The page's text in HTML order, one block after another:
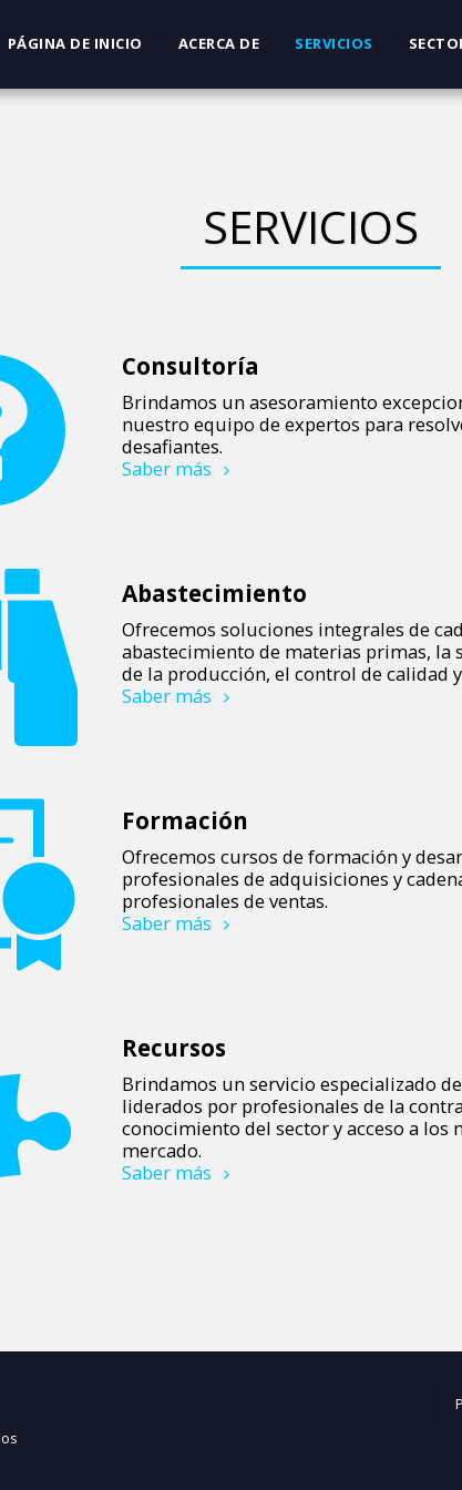
PÁGINA DE INICIO ACERCA DE SERVICIOS
SERVICIOS
Consultoría
Brindamos un asesoramiento
nuestro equipo de expertos para
desafiantes.
Saber más
Abastecimiento
Ofrecemos soluciones integrales de
abastecimiento de materias primas, la
de la producción, el control de calidad
Saber más
Formación
Ofrecemos cursos de formación y
profesionales de adquisiciones y
profesionales de ventas.
Saber más
Recursos
Brindamos un servicio especializado
liderados por profesionales de la
conocimiento del sector y acceso a los
mercado.
Saber más